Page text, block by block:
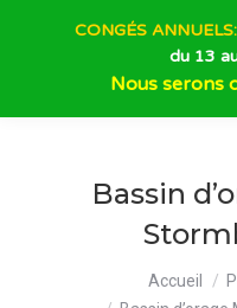
Bassin
Accueil
CONGÉS ANNUELS:
du 13
Nous serons